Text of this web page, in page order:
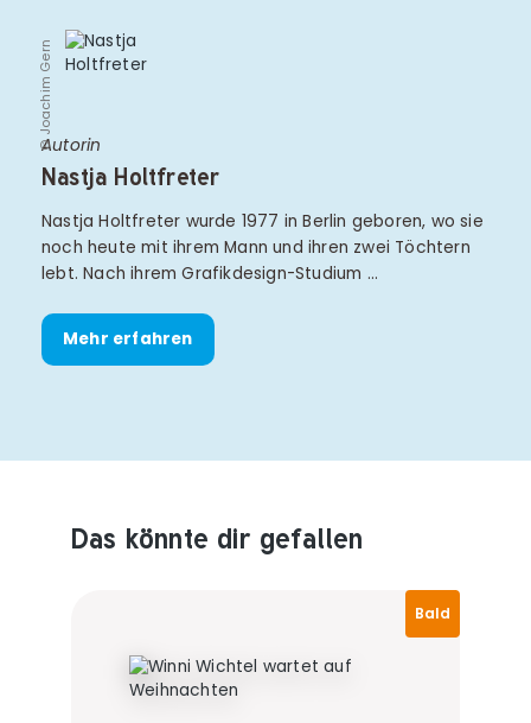
© Joachim Gern
Autorin
Nastja Holtfreter
Nastja Holtfreter wurde 1977 in Berlin geboren, wo sie
noch heute mit ihrem Mann und ihren zwei Töchtern
lebt. Nach ihrem Grafikdesign-Studium …
Mehr erfahren
Produktempfehlungen überspringen
Das könnte dir gefallen
Bald